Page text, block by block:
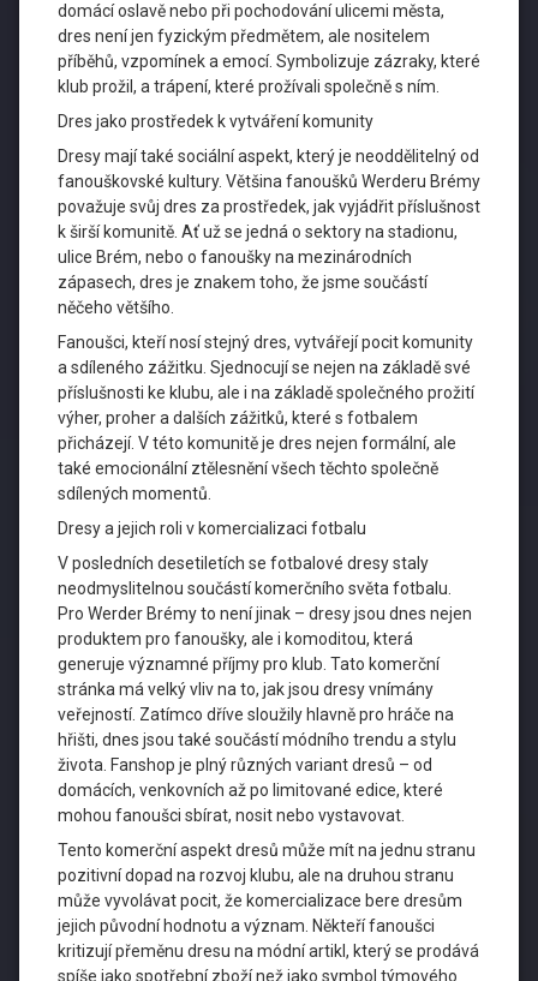
domácí oslavě nebo při pochodování ulicemi města,
dres není jen fyzickým předmětem, ale nositelem
příběhů, vzpomínek a emocí. Symbolizuje zázraky, které
klub prožil, a trápení, které prožívali společně s ním.
Dres jako prostředek k vytváření komunity
Dresy mají také sociální aspekt, který je neoddělitelný od
fanouškovské kultury. Většina fanoušků Werderu Brémy
považuje svůj dres za prostředek, jak vyjádřit příslušnost
k širší komunitě. Ať už se jedná o sektory na stadionu,
ulice Brém, nebo o fanoušky na mezinárodních
zápasech, dres je znakem toho, že jsme součástí
něčeho většího.
Fanoušci, kteří nosí stejný dres, vytvářejí pocit komunity
a sdíleného zážitku. Sjednocují se nejen na základě své
příslušnosti ke klubu, ale i na základě společného prožití
výher, proher a dalších zážitků, které s fotbalem
přicházejí. V této komunitě je dres nejen formální, ale
také emocionální ztělesnění všech těchto společně
sdílených momentů.
Dresy a jejich roli v komercializaci fotbalu
V posledních desetiletích se fotbalové dresy staly
neodmyslitelnou součástí komerčního světa fotbalu.
Pro Werder Brémy to není jinak – dresy jsou dnes nejen
produktem pro fanoušky, ale i komoditou, která
generuje významné příjmy pro klub. Tato komerční
stránka má velký vliv na to, jak jsou dresy vnímány
veřejností. Zatímco dříve sloužily hlavně pro hráče na
hřišti, dnes jsou také součástí módního trendu a stylu
života. Fanshop je plný různých variant dresů – od
domácích, venkovních až po limitované edice, které
mohou fanoušci sbírat, nosit nebo vystavovat.
Tento komerční aspekt dresů může mít na jednu stranu
pozitivní dopad na rozvoj klubu, ale na druhou stranu
může vyvolávat pocit, že komercializace bere dresům
jejich původní hodnotu a význam. Někteří fanoušci
kritizují přeměnu dresu na módní artikl, který se prodává
spíše jako spotřební zboží než jako symbol týmového